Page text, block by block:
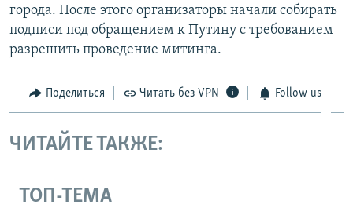
города. После этого организаторы начали собирать
подписи под обращением к Путину с требованием
разрешить проведение митинга.
Поделиться Читать без VPN Follow us
ЧИТАЙТЕ ТАКЖЕ:
ТОП-ТЕМА